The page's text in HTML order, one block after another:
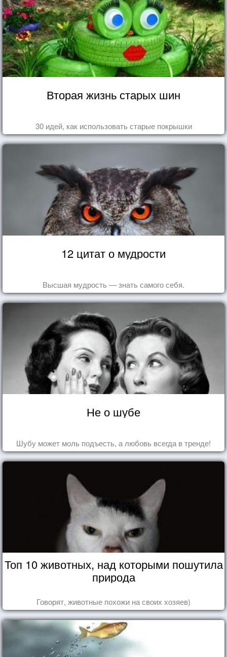
Вторая жизнь старых шин
30 идей, как использовать старые покрышки
12 цитат о мудрости
Высшая мудрость — знать самого себя.
Не о шубе
Шубу может моль подъесть, а любовь всегда в тренде!
Топ 10 животных, над которыми пошутила
природа
Говорят, животные похожи на своих хозяев)